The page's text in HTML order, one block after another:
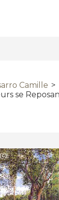
Camille
se